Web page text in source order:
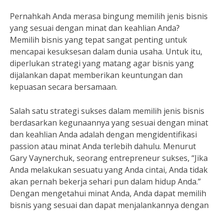
Pernahkah Anda merasa bingung memilih jenis bisnis
yang sesuai dengan minat dan keahlian Anda?
Memilih bisnis yang tepat sangat penting untuk
mencapai kesuksesan dalam dunia usaha. Untuk itu,
diperlukan strategi yang matang agar bisnis yang
dijalankan dapat memberikan keuntungan dan
kepuasan secara bersamaan.
Salah satu strategi sukses dalam memilih jenis bisnis
berdasarkan kegunaannya yang sesuai dengan minat
dan keahlian Anda adalah dengan mengidentifikasi
passion atau minat Anda terlebih dahulu. Menurut
Gary Vaynerchuk, seorang entrepreneur sukses, “Jika
Anda melakukan sesuatu yang Anda cintai, Anda tidak
akan pernah bekerja sehari pun dalam hidup Anda.”
Dengan mengetahui minat Anda, Anda dapat memilih
bisnis yang sesuai dan dapat menjalankannya dengan